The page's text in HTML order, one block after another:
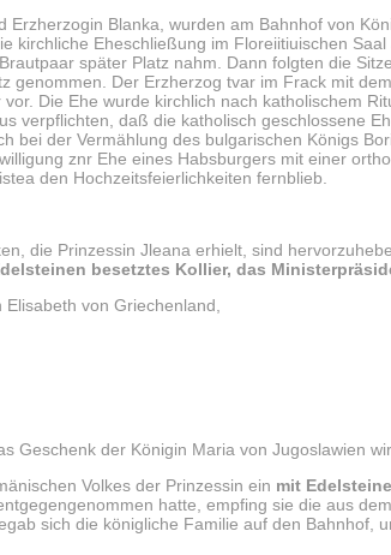
Blanka, wurden am Bahnhof von
kirchliche Eheschließung im Floreiitiuischen
später Platz nahm. Dann folgten die
genommen. Der Erzherzog tvar im Frack mit
Die Ehe wurde kirchlich nach katholischem
verpflichten, daß die katholisch geschlossene
bei der Vermählung des bulgarischen Königs
znr Ehe eines Habsburgers mit einer
den Hochzeitsfeierlichkeiten fernblieb.
die Prinzessin Jleana erhielt, sind
besetztes Kollier, das
von Griechenland,
Geschenk der Königin Maria von Jugoslawien
Volkes der Prinzessin ein mit
hatte, empfing sie die aus
sich die königliche Familie auf den Bahnhof,